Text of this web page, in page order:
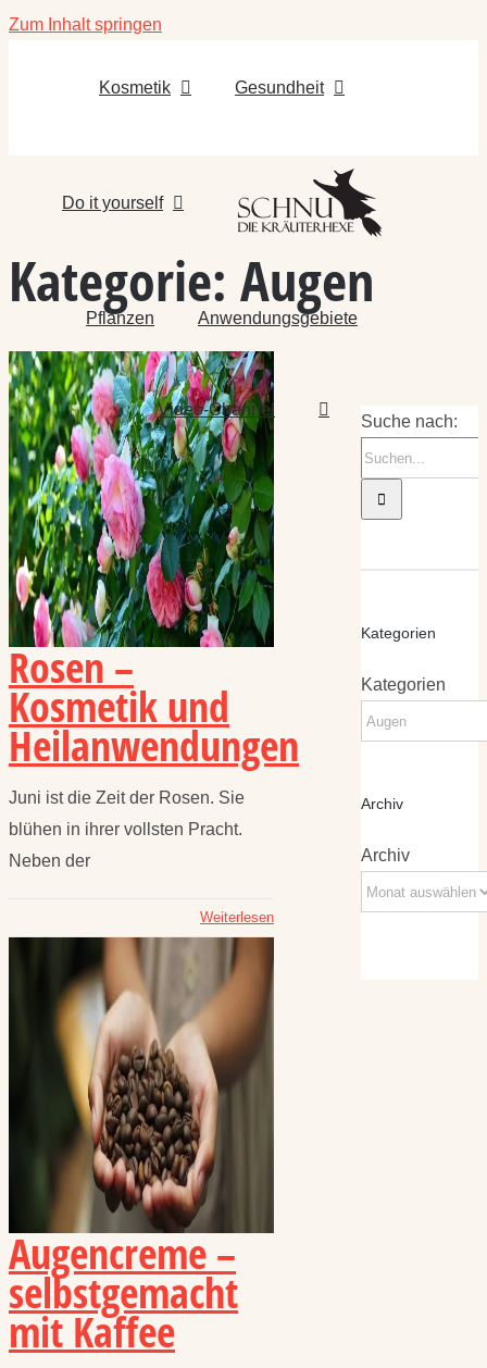
Zum Inhalt springen
Kosmetik Gesundheit
Do it yourself
Pflanzen Anwendungsgebiete
Video-Channel
Kategorie: Augen
Rosen –
Kosmetik und
Heilanwendungen
Juni ist die Zeit der Rosen. Sie
blühen in ihrer vollsten Pracht.
Neben der
Weiterlesen
Augencreme –
selbstgemacht
mit Kaffee
Suche nach:
Kategorien
Kategorien
Archiv
Archiv